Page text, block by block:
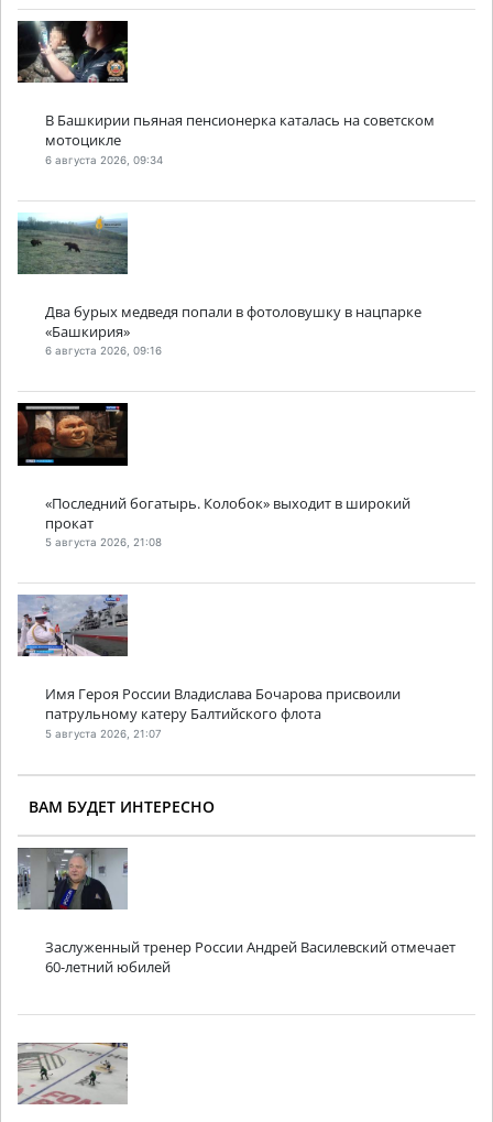
В Башкирии пьяная пенсионерка каталась на советском
мотоцикле
6 августа 2026, 09:34
Два бурых медведя попали в фотоловушку в нацпарке
«Башкирия»
6 августа 2026, 09:16
«Последний богатырь. Колобок» выходит в широкий
прокат
5 августа 2026, 21:08
Имя Героя России Владислава Бочарова присвоили
патрульному катеру Балтийского флота
5 августа 2026, 21:07
ВАМ БУДЕТ ИНТЕРЕСНО
Заслуженный тренер России Андрей Василевский отмечает
60-летний юбилей